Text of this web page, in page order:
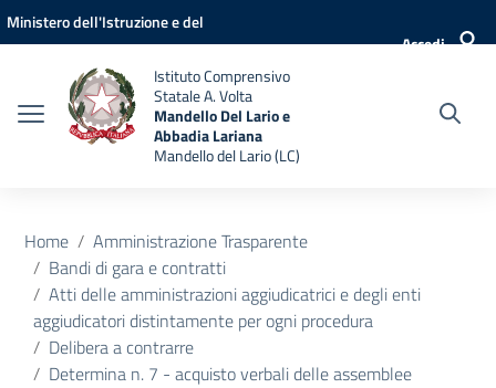
Vai ai contenuti
Vai al menu di navigazione
Vai al footer
Ministero dell'Istruzione e del
Accedi
Istituto Comprensivo
Statale A. Volta
Mandello Del Lario e
Abbadia Lariana
Mandello del Lario (LC)
Home
Amministrazione Trasparente
Bandi di gara e contratti
Atti delle amministrazioni aggiudicatrici e degli enti
aggiudicatori distintamente per ogni procedura
Delibera a contrarre
Determina n. 7 - acquisto verbali delle assemblee